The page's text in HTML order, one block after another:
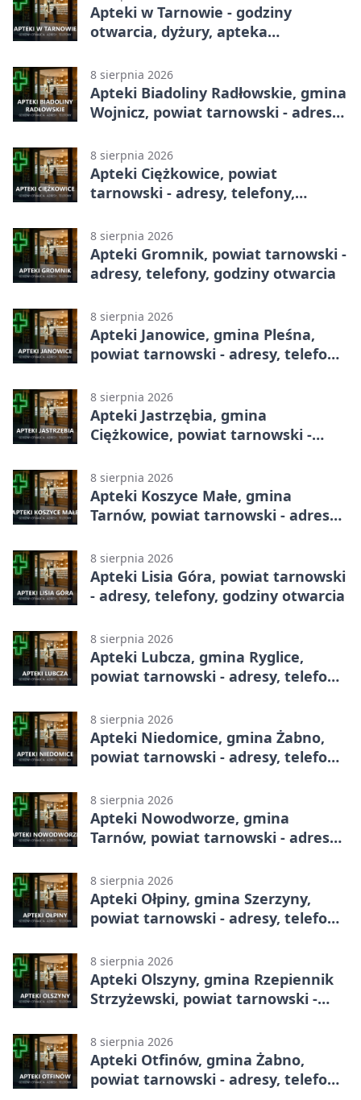
Apteki w Tarnowie - godziny
otwarcia, dyżury, apteka
8 sierpnia 2026
Apteki Biadoliny Radłowskie, gmina
Wojnicz, powiat tarnowski - adresy,
8 sierpnia 2026
Apteki Ciężkowice, powiat
tarnowski - adresy, telefony,
8 sierpnia 2026
Apteki Gromnik, powiat tarnowski -
adresy, telefony, godziny otwarcia
8 sierpnia 2026
Apteki Janowice, gmina Pleśna,
powiat tarnowski - adresy, telefony,
8 sierpnia 2026
Apteki Jastrzębia, gmina
Ciężkowice, powiat tarnowski -
8 sierpnia 2026
Apteki Koszyce Małe, gmina
Tarnów, powiat tarnowski - adresy,
8 sierpnia 2026
Apteki Lisia Góra, powiat tarnowski
- adresy, telefony, godziny otwarcia
8 sierpnia 2026
Apteki Lubcza, gmina Ryglice,
powiat tarnowski - adresy, telefony,
8 sierpnia 2026
Apteki Niedomice, gmina Żabno,
powiat tarnowski - adresy, telefony,
8 sierpnia 2026
Apteki Nowodworze, gmina
Tarnów, powiat tarnowski - adresy,
8 sierpnia 2026
Apteki Ołpiny, gmina Szerzyny,
powiat tarnowski - adresy, telefony,
8 sierpnia 2026
Apteki Olszyny, gmina Rzepiennik
Strzyżewski, powiat tarnowski -
8 sierpnia 2026
Apteki Otfinów, gmina Żabno,
powiat tarnowski - adresy, telefony,